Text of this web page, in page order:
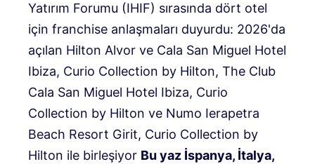
Yatırım Forumu (IHIF) sırasında dört otel
için franchise anlaşmaları duyurdu: 2026'da
açılan Hilton Alvor ve Cala San Miguel Hotel
Ibiza, Curio Collection by Hilton, The Club
Cala San Miguel Hotel Ibiza, Curio
Collection by Hilton ve Numo Ierapetra
Beach Resort Girit, Curio Collection by
Hilton ile birleşiyor Bu yaz İspanya, İtalya,